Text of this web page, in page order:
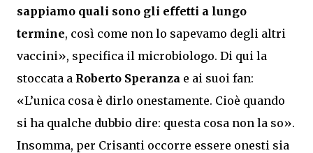
sappiamo quali sono gli effetti a lungo
termine, così come non lo sapevamo degli altri
vaccini», specifica il microbiologo. Di qui la
stoccata a Roberto Speranza e ai suoi fan:
«L’unica cosa è dirlo onestamente. Cioè quando
si ha qualche dubbio dire: questa cosa non la so».
Insomma, per Crisanti occorre essere onesti sia